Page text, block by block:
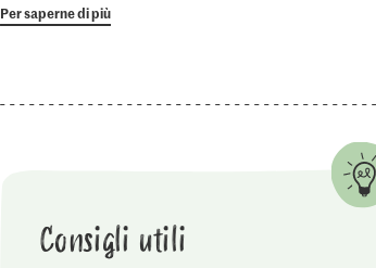
Per saperne di più
Consigli utili